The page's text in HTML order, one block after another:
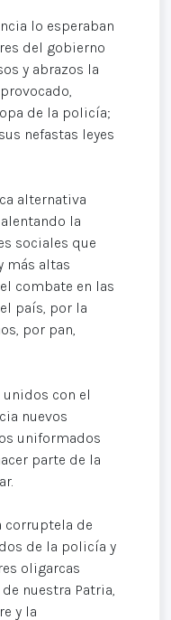
lo esperaban
del gobierno
y abrazos la
de la policía;
nefastas leyes
alternativa
la
sociales que
más altas
combate en las
país, por la
por pan,
con el
nuevos
uniformados
parte de la
corruptela de
de la policía y
oligarcas
nuestra Patria,
y la